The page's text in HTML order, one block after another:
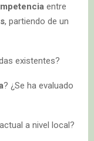
entre
, partiendo de un
existentes?
? ¿Se ha evaluado
a nivel local?